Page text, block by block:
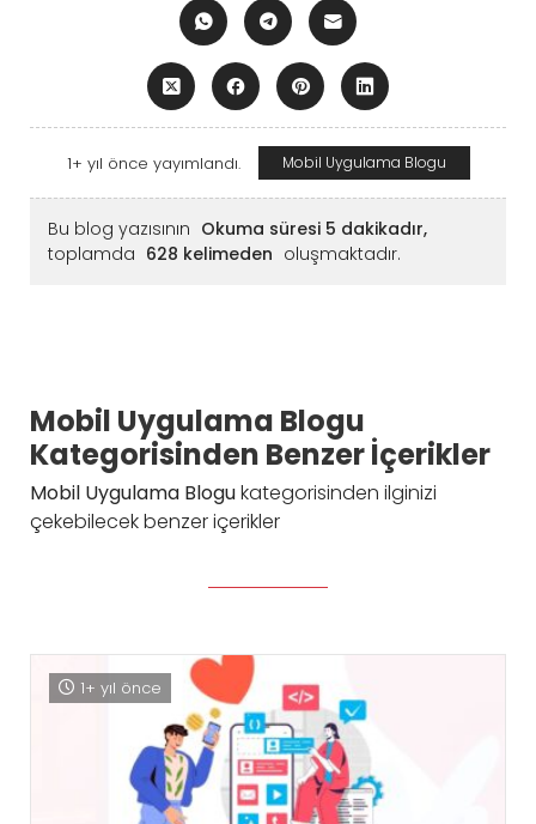
1+ yıl önce yayımlandı. Mobil Uygulama Blogu
Bu blog yazısının Okuma süresi 5 dakikadır,
toplamda 628 kelimeden oluşmaktadır.
Mobil Uygulama Blogu
Kategorisinden Benzer İçerikler
Mobil Uygulama Blogukategorisinden ilginizi
çekebilecek benzer içerikler
1+ yıl önce